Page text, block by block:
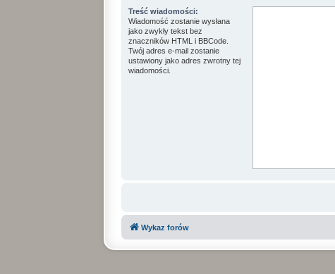
Treść wiadomości:
Wiadomość zostanie wysłana
jako zwykły tekst bez
znaczników HTML i BBCode.
Twój adres e-mail zostanie
ustawiony jako adres zwrotny tej
wiadomości.
Wykaz forów